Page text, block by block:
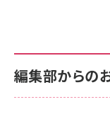
編集部からの